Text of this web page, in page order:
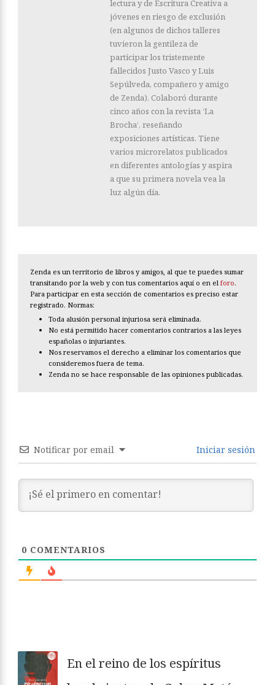
lectura y de Escritura Creativa a
jóvenes en riesgo de exclusión
(en algunos de dichos talleres
tuvieron la gentileza de
participar los tristemente
fallecidos Justo Vasco y Luis
Sepúlveda, compañero y amigo
de Zenda). Colaboró durante
cinco años con la revista ‘La
Brocha’, reseñando
exposiciones artísticas. Tiene
varios microrelatos publicados
en diferentes antologías y aspira
a que su primera novela vea la
luz algún día.
Zenda es un territorio de libros y amigos, al que te puedes sumar
transitando por la web y con tus comentarios aquí o en el foro.
Para participar en esta sección de comentarios es preciso estar
registrado. Normas:
Toda alusión personal injuriosa será eliminada.
No está permitido hacer comentarios contrarios a las leyes
españolas o injuriantes.
Nos reservamos el derecho a eliminar los comentarios que
consideremos fuera de tema.
Zenda no se hace responsable de las opiniones publicadas.
Notificar por email Iniciar sesión
0 COMENTARIOS
En el reino de los espíritus